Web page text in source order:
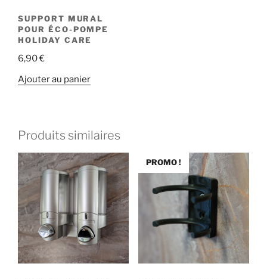
SUPPORT MURAL
POUR ÉCO-POMPE
HOLIDAY CARE
6,90€
Ajouter au panier
Produits similaires
PROMO !